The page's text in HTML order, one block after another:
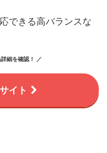
できる高バランスな
細を確認！ ／
イト